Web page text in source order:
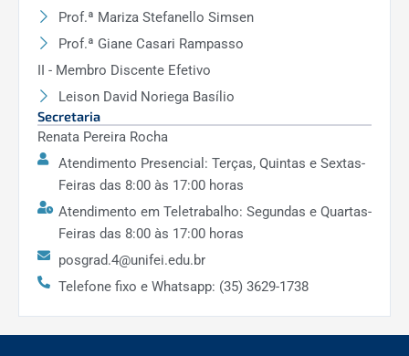
Prof.ª Mariza Stefanello Simsen
Prof.ª Giane Casari Rampasso
II - Membro Discente Efetivo
Leison David Noriega Basílio
Secretaria
Renata Pereira Rocha
Atendimento Presencial: Terças, Quintas e Sextas-
Feiras das 8:00 às 17:00 horas
Atendimento em Teletrabalho: Segundas e Quartas-
Feiras das 8:00 às 17:00 horas
posgrad.4@unifei.edu.br
Telefone fixo e Whatsapp: (35) 3629-1738